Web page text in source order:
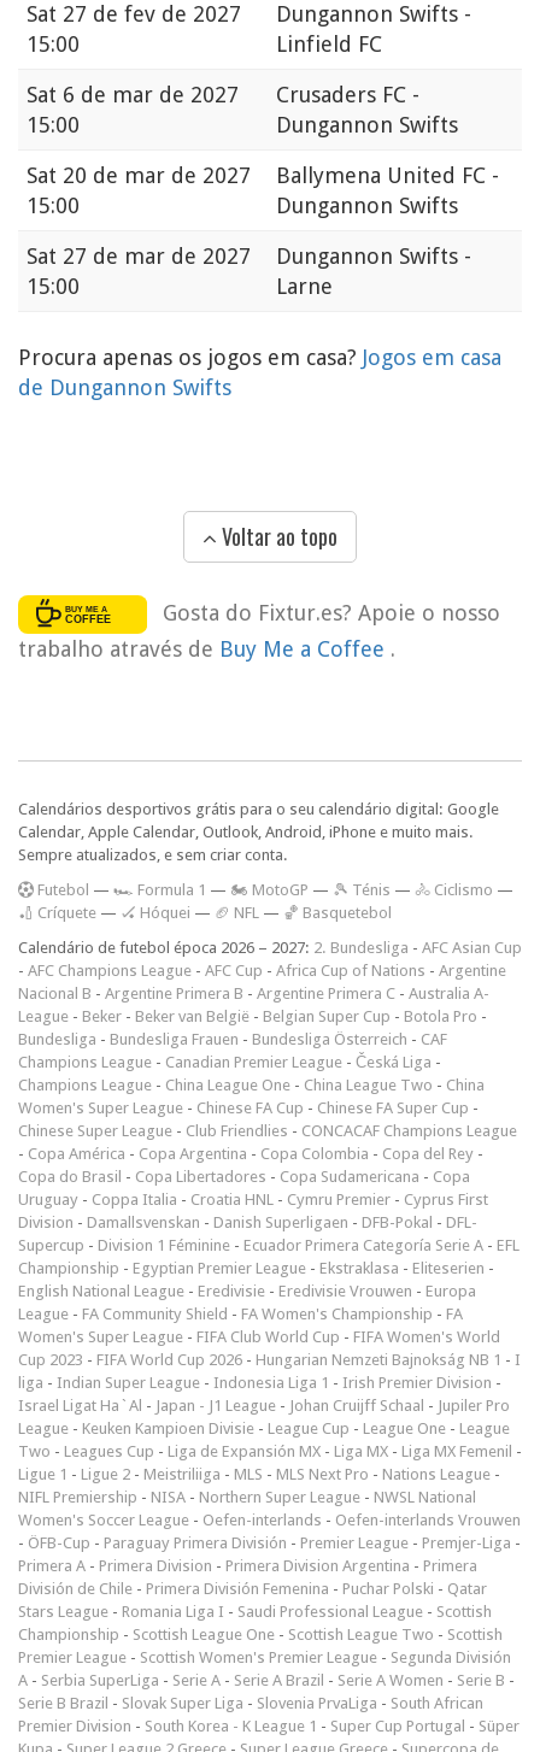
Sat 27 de fev de 2027
15:00
Dungannon Swifts -
Linfield FC
Sat 6 de mar de 2027
15:00
Crusaders FC -
Dungannon Swifts
Sat 20 de mar de 2027
15:00
Ballymena United FC -
Dungannon Swifts
Sat 27 de mar de 2027
15:00
Dungannon Swifts -
Larne
Procura apenas os jogos em casa? Jogos em casa
de Dungannon Swifts
Voltar ao topo
Gosta do Fixtur.es? Apoie o nosso
trabalho através de Buy Me a Coffee .
Calendários desportivos grátis para o seu calendário digital: Google
Calendar, Apple Calendar, Outlook, Android, iPhone e muito mais.
Sempre atualizados, e sem criar conta.
Futebol — 🏎️ Formula 1 — 🏍 MotoGP — 🎾 Ténis — 🚴 Ciclismo —
🏏 Críquete — 🏑 Hóquei — 🏈 NFL — 🏀 Basquetebol
Calendário de futebol época 2026 – 2027: 2. Bundesliga - AFC Asian Cup
- AFC Champions League - AFC Cup - Africa Cup of Nations - Argentine
Nacional B - Argentine Primera B - Argentine Primera C - Australia A-
League - Beker - Beker van België - Belgian Super Cup - Botola Pro -
Bundesliga - Bundesliga Frauen - Bundesliga Österreich - CAF
Champions League - Canadian Premier League - Česká Liga -
Champions League - China League One - China League Two - China
Women's Super League - Chinese FA Cup - Chinese FA Super Cup -
Chinese Super League - Club Friendlies - CONCACAF Champions League
- Copa América - Copa Argentina - Copa Colombia - Copa del Rey -
Copa do Brasil - Copa Libertadores - Copa Sudamericana - Copa
Uruguay - Coppa Italia - Croatia HNL - Cymru Premier - Cyprus First
Division - Damallsvenskan - Danish Superligaen - DFB-Pokal - DFL-
Supercup - Division 1 Féminine - Ecuador Primera Categoría Serie A - EFL
Championship - Egyptian Premier League - Ekstraklasa - Eliteserien -
English National League - Eredivisie - Eredivisie Vrouwen - Europa
League - FA Community Shield - FA Women's Championship - FA
Women's Super League - FIFA Club World Cup - FIFA Women's World
Cup 2023 - FIFA World Cup 2026 - Hungarian Nemzeti Bajnokság NB 1 - I
liga - Indian Super League - Indonesia Liga 1 - Irish Premier Division -
Israel Ligat Ha`Al - Japan - J1 League - Johan Cruijff Schaal - Jupiler Pro
League - Keuken Kampioen Divisie - League Cup - League One - League
Two - Leagues Cup - Liga de Expansión MX - Liga MX - Liga MX Femenil -
Ligue 1 - Ligue 2 - Meistriliiga - MLS - MLS Next Pro - Nations League -
NIFL Premiership - NISA - Northern Super League - NWSL National
Women's Soccer League - Oefen-interlands - Oefen-interlands Vrouwen
- ÖFB-Cup - Paraguay Primera División - Premier League - Premjer-Liga -
Primera A - Primera Division - Primera Division Argentina - Primera
División de Chile - Primera División Femenina - Puchar Polski - Qatar
Stars League - Romania Liga I - Saudi Professional League - Scottish
Championship - Scottish League One - Scottish League Two - Scottish
Premier League - Scottish Women's Premier League - Segunda División
A - Serbia SuperLiga - Serie A - Serie A Brazil - Serie A Women - Serie B -
Serie B Brazil - Slovak Super Liga - Slovenia PrvaLiga - South African
Premier Division - South Korea - K League 1 - Super Cup Portugal - Süper